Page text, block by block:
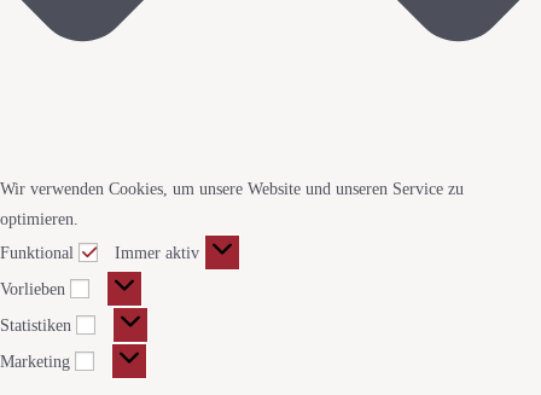
Wir verwenden Cookies, um unsere Website und unseren Service zu
optimieren.
Funktional
Immer aktiv
Vorlieben
Statistiken
Marketing